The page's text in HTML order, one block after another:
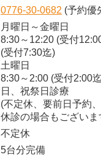
0776-30-0682 (予約優
月曜日～金曜日
8:30～12:20 (受付
(受付7:30迄)
土曜日
8:30～2:00 (受付2:00
日、祝祭日診療
(不定休、要前日予約
休診の場合もございま
不定休
5台分完備